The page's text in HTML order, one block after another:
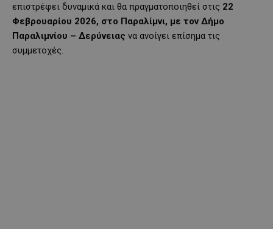
επιστρέφει δυναμικά και θα πραγματοποιηθεί στις 22
Φεβρουαρίου 2026, στο Παραλίμνι, με τον Δήμο
Παραλιμνίου – Δερύνειας να ανοίγει επίσημα τις
συμμετοχές.